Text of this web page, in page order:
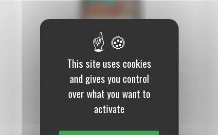
12 mois :99,00 €
Numérique
S’abonner au journal
This site uses cookies
and gives you control
over what you want to
activate